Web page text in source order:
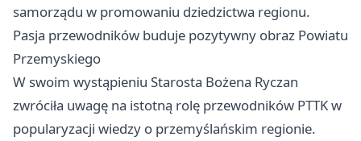
samorządu w promowaniu dziedzictwa regionu.
Pasja przewodników buduje pozytywny obraz Powiatu
Przemyskiego
W swoim wystąpieniu Starosta Bożena Ryczan
zwróciła uwagę na istotną rolę przewodników PTTK w
popularyzacji wiedzy o przemyślańskim regionie.